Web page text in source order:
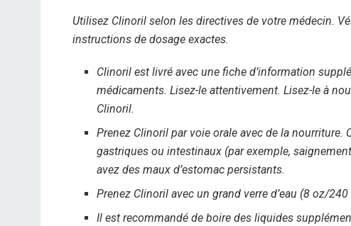
Utilisez Clinoril selon les directives de votre médecin.
instructions de dosage exactes.
Clinoril est livré avec une fiche d’information
médicaments. Lisez-le attentivement. Lisez-le à
Clinoril.
Prenez Clinoril par voie orale avec de la
gastriques ou intestinaux (par exemple,
avez des maux d’estomac persistants.
Prenez Clinoril avec un grand verre d’eau (8 oz/
Il est recommandé de boire des liquides